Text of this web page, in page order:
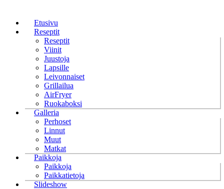
Etusivu
Reseptit
Reseptit
Viinit
Juustoja
Lapsille
Leivonnaiset
Grillailua
AirFryer
Ruokaboksi
Galleria
Perhoset
Linnut
Muut
Matkat
Paikkoja
Paikkoja
Paikkatietoja
Slideshow